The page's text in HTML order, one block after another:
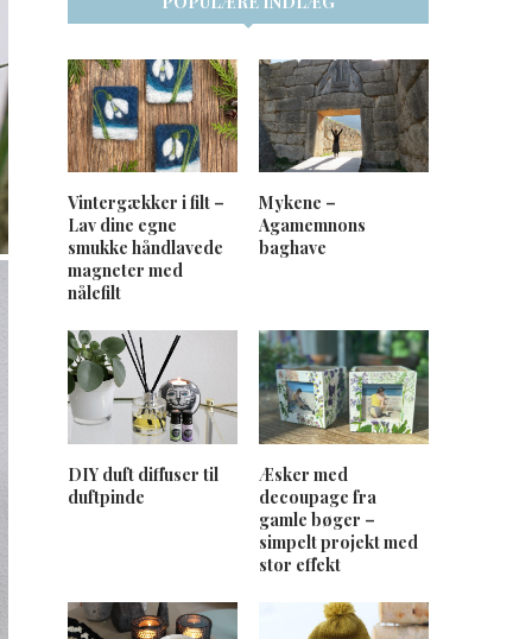
Vintergækker i filt –
Lav dine egne
smukke håndlavede
magneter med
nålefilt
Mykene –
Agamemnons
baghave
DIY duft diffuser til
duftpinde
Æsker med
decoupage fra
gamle bøger –
simpelt projekt med
stor effekt